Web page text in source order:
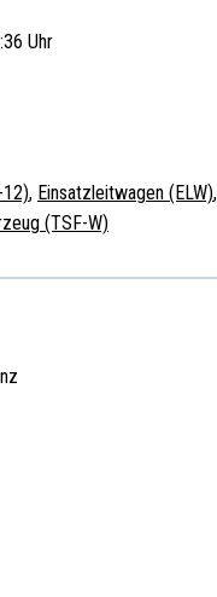
Uhr
, Einsatzleitwagen (ELW),
(TSF-W)